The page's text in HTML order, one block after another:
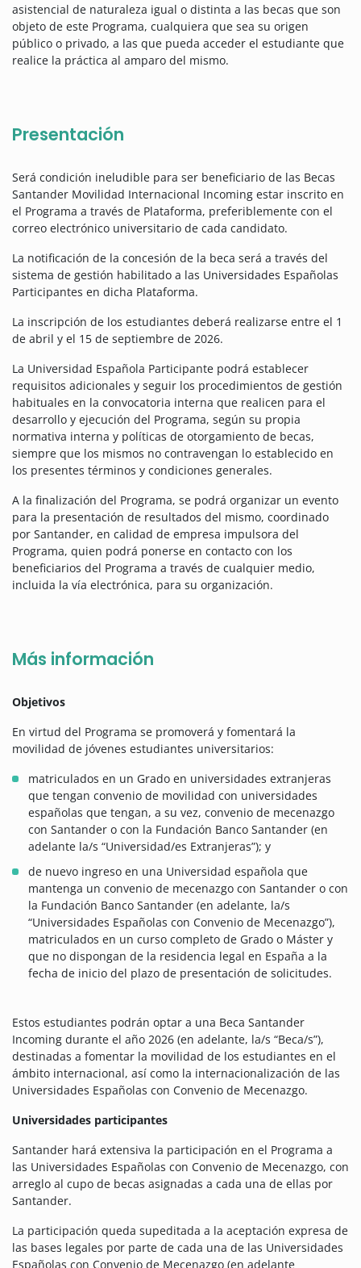
asistencial de naturaleza igual o distinta a las becas que son
objeto de este Programa, cualquiera que sea su origen
público o privado, a las que pueda acceder el estudiante que
realice la práctica al amparo del mismo.
Presentación
Será condición ineludible para ser beneficiario de las Becas
Santander Movilidad Internacional Incoming estar inscrito en
el Programa a través de Plataforma, preferiblemente con el
correo electrónico universitario de cada candidato.
La notificación de la concesión de la beca será a través del
sistema de gestión habilitado a las Universidades Españolas
Participantes en dicha Plataforma.
La inscripción de los estudiantes deberá realizarse entre el 1
de abril y el 15 de septiembre de 2026.
La Universidad Española Participante podrá establecer
requisitos adicionales y seguir los procedimientos de gestión
habituales en la convocatoria interna que realicen para el
desarrollo y ejecución del Programa, según su propia
normativa interna y políticas de otorgamiento de becas,
siempre que los mismos no contravengan lo establecido en
los presentes términos y condiciones generales.
A la finalización del Programa, se podrá organizar un evento
para la presentación de resultados del mismo, coordinado
por Santander, en calidad de empresa impulsora del
Programa, quien podrá ponerse en contacto con los
beneficiarios del Programa a través de cualquier medio,
incluida la vía electrónica, para su organización.
Más información
Objetivos
En virtud del Programa se promoverá y fomentará la
movilidad de jóvenes estudiantes universitarios:
matriculados en un Grado en universidades extranjeras
que tengan convenio de movilidad con universidades
españolas que tengan, a su vez, convenio de mecenazgo
con Santander o con la Fundación Banco Santander (en
adelante la/s “Universidad/es Extranjeras”); y
de nuevo ingreso en una Universidad española que
mantenga un convenio de mecenazgo con Santander o con
la Fundación Banco Santander (en adelante, la/s
“Universidades Españolas con Convenio de Mecenazgo”),
matriculados en un curso completo de Grado o Máster y
que no dispongan de la residencia legal en España a la
fecha de inicio del plazo de presentación de solicitudes.
Estos estudiantes podrán optar a una Beca Santander
Incoming durante el año 2026 (en adelante, la/s “Beca/s”),
destinadas a fomentar la movilidad de los estudiantes en el
ámbito internacional, así como la internacionalización de las
Universidades Españolas con Convenio de Mecenazgo.
Universidades participantes
Santander hará extensiva la participación en el Programa a
las Universidades Españolas con Convenio de Mecenazgo, con
arreglo al cupo de becas asignadas a cada una de ellas por
Santander.
La participación queda supeditada a la aceptación expresa de
las bases legales por parte de cada una de las Universidades
Españolas con Convenio de Mecenazgo (en adelante